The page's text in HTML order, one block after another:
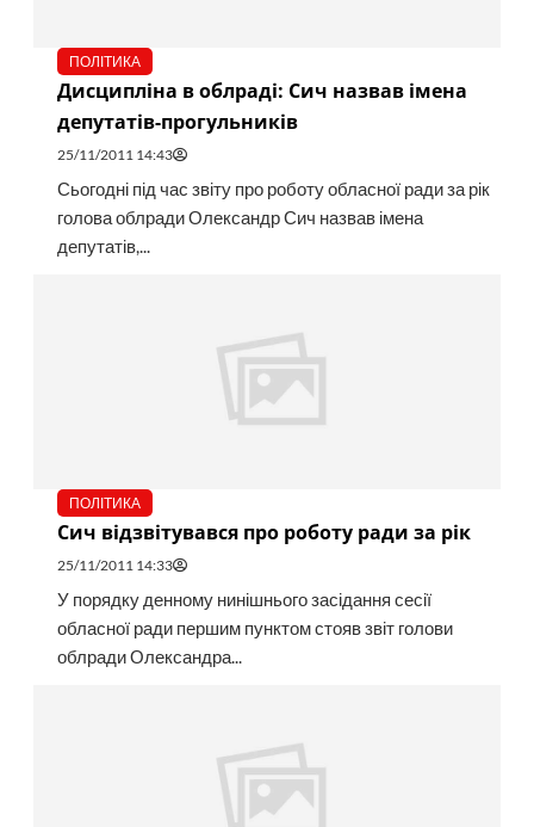
ПОЛІТИКА
Дисципліна в облраді: Сич назвав імена
депутатів-прогульників
25/11/2011 14:43
Сьогодні під час звіту про роботу обласної ради за рік
голова облради Олександр Сич назвав імена
депутатів,...
ПОЛІТИКА
Сич відзвітувався про роботу ради за рік
25/11/2011 14:33
У порядку денному нинішнього засідання сесії
обласної ради першим пунктом стояв звіт голови
облради Олександра...